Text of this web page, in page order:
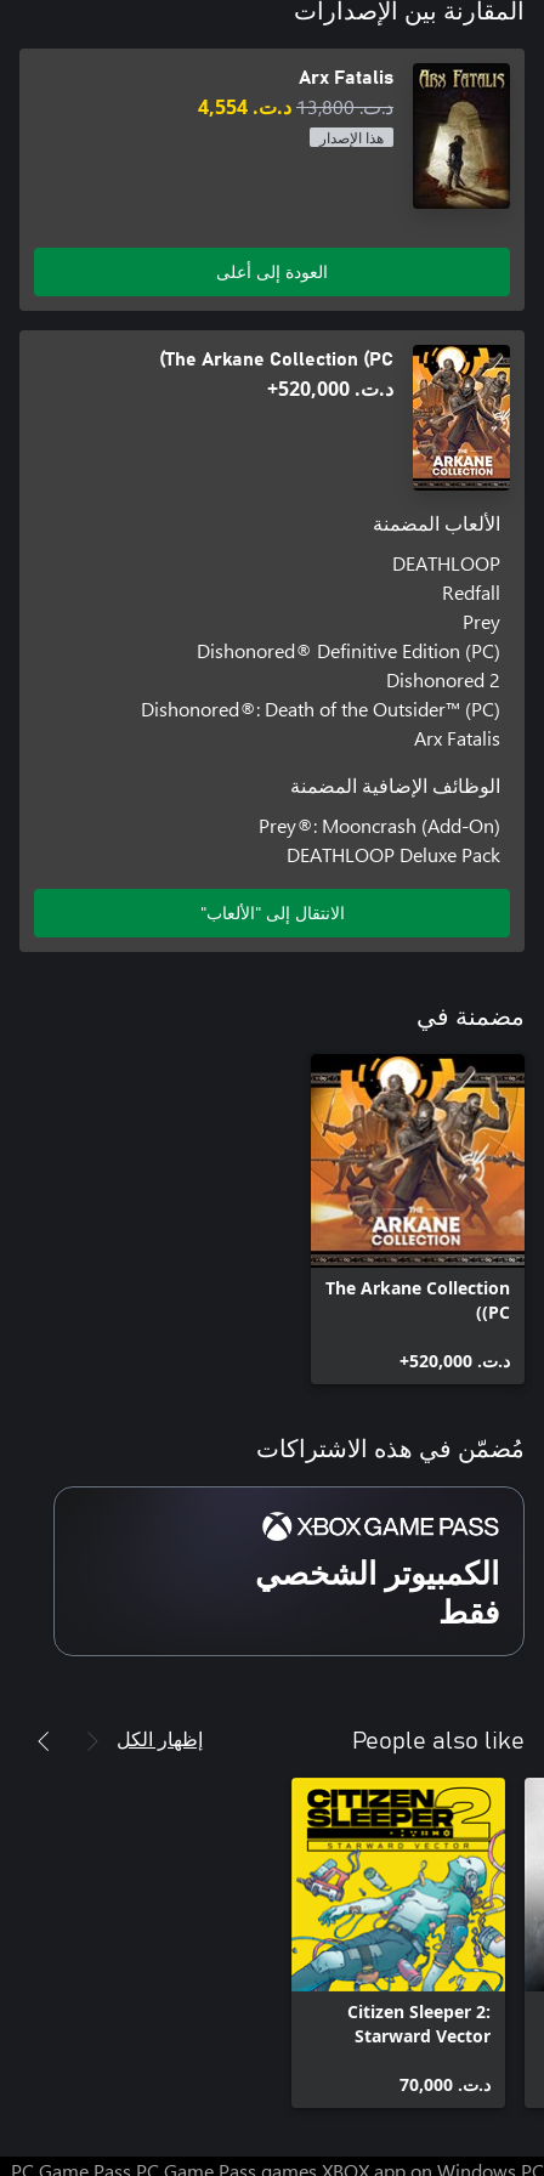
المقارنة بين الإصدارات
Arx Fatalis
د.ت.‏ 13,800 د.ت.‏ 4,554
هذا الإصدار
العودة إلى أعلى
The Arkane Collection (PC)
د.ت.‏ 520,000+
الألعاب المضمنة
DEATHLOOP
Redfall
Prey
Dishonored® Definitive Edition (PC)
Dishonored 2
Dishonored®: Death of the Outsider™ (PC)
Arx Fatalis
الوظائف الإضافية المضمنة
Prey®: Mooncrash (Add-On)
DEATHLOOP Deluxe Pack
الانتقال إلى "الألعاب"
مضمنة في
The Arkane Collection
(PC)
د.ت.‏ 520,000+
مُضمّن في هذه الاشتراكات
الكمبيوتر الشخصي
فقط
People also like إظهار الكل
Citizen Sleeper 2:
Starward Vector
د.ت.‏ 70,000
PC Game Pass PC Game Pass games XBOX app on Windows PC